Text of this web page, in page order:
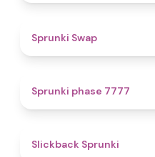
Sprunki Swap
Sprunki phase 7777
Slickback Sprunki